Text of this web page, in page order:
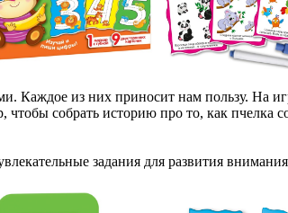
Каждое из них приносит нам пользу. На
собрать историю про то, как пчелка
задания для развития